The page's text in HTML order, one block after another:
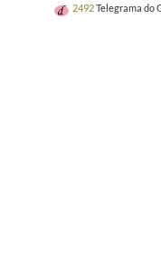
2492Telegrama do